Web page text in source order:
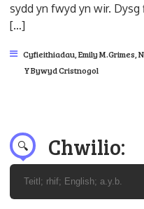
sydd yn fwyd yn wir.
[…]
Cyfieithiadau Emily M.Grimes
Y Bywyd Cristnogol
Chwilio: